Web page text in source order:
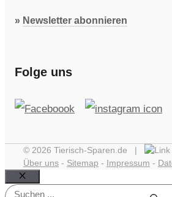
» Newsletter abonnieren
Folge uns
© 2026 Tierisch-Sparen.de |
Über uns - Sitemap - Impressum -
Schließen
Suchen